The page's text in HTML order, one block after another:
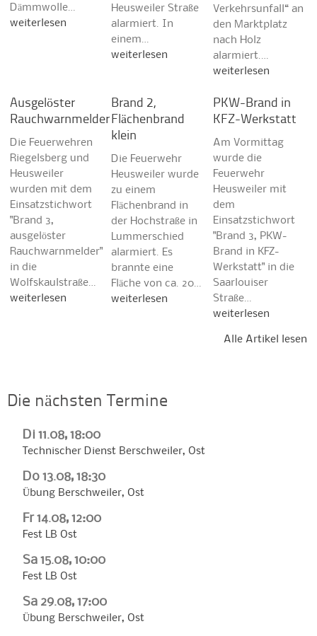
Dämmwolle…
weiterlesen
Heusweiler Straße
alarmiert. In
einem…
weiterlesen
Verkehrsunfall“ an
den Marktplatz
nach Holz
alarmiert.…
weiterlesen
Ausgelöster
Rauchwarnmelder
Die Feuerwehren
Riegelsberg und
Heusweiler
wurden mit dem
Einsatzstichwort
"Brand 3,
ausgelöster
Rauchwarnmelder"
in die
Wolfskaulstraße…
weiterlesen
Brand 2,
Flächenbrand
klein
Die Feuerwehr
Heusweiler wurde
zu einem
Flächenbrand in
der Hochstraße in
Lummerschied
alarmiert. Es
brannte eine
Fläche von ca. 20…
weiterlesen
PKW-Brand in
KFZ-Werkstatt
Am Vormittag
wurde die
Feuerwehr
Heusweiler mit
dem
Einsatzstichwort
"Brand 3, PKW-
Brand in KFZ-
Werkstatt" in die
Saarlouiser
Straße…
weiterlesen
Alle Artikel lesen
Die nächsten Termine
Di 11.08, 18:00
Technischer Dienst Berschweiler, Ost
Do 13.08, 18:30
Übung Berschweiler, Ost
Fr 14.08, 12:00
Fest LB Ost
Sa 15.08, 10:00
Fest LB Ost
Sa 29.08, 17:00
Übung Berschweiler, Ost